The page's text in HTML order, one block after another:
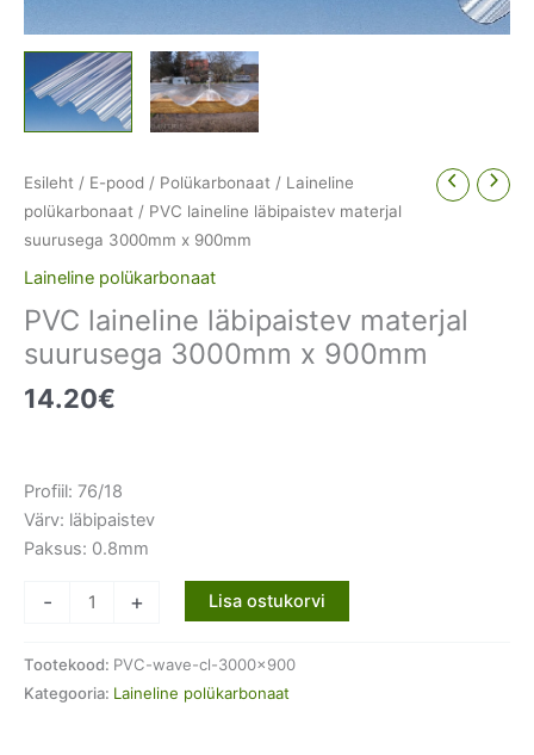
Esileht / E-pood / Polükarbonaat / Laineline
polükarbonaat / PVC laineline läbipaistev materjal
suurusega 3000mm x 900mm
Laineline polükarbonaat
PVC laineline läbipaistev materjal
suurusega 3000mm x 900mm
14.20€
Profiil: 76/18
Värv: läbipaistev
Paksus: 0.8mm
-
suurusega
+ Lisa ostukorvi
Tootekood: PVC-wave-cl-3000x900
Kategooria: Laineline polükarbonaat